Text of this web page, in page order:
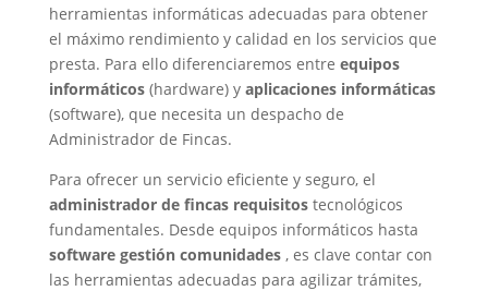
herramientas informáticas adecuadas para obtener
el máximo rendimiento y calidad en los servicios que
presta. Para ello diferenciaremos entre equipos
informáticos (hardware) y aplicaciones informáticas
(software), que necesita un despacho de
Administrador de Fincas.
Para ofrecer un servicio eficiente y seguro, el
administrador de fincas requisitos tecnológicos
fundamentales. Desde equipos informáticos hasta
software gestión comunidades , es clave contar con
las herramientas adecuadas para agilizar trámites,